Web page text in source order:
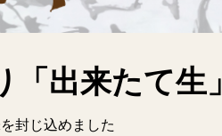
出来たて生」
封じ込めました